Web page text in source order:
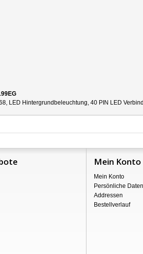
LED Hintergrundbeleuchtung, 40 PIN LED
Mein Konto
Mein Konto
Persönliche Daten
Addressen
Bestellverlauf